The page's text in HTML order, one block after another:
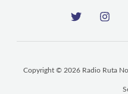
Copyright © 2026 Radio Ruta